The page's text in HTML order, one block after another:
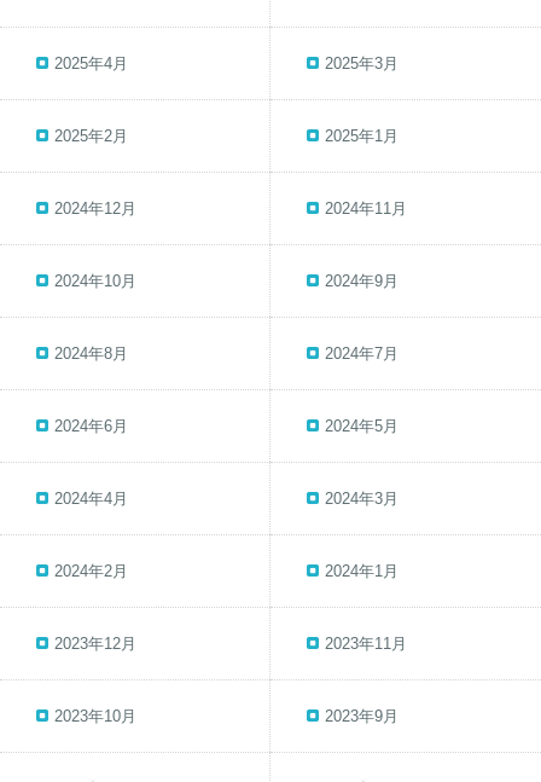
2025年4月 2025年3月
2025年2月 2025年1月
2024年12月 2024年11月
2024年10月 2024年9月
2024年8月 2024年7月
2024年6月 2024年5月
2024年4月 2024年3月
2024年2月 2024年1月
2023年12月 2023年11月
2023年10月 2023年9月